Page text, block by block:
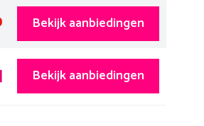
Bekijk aanbiedingen
Bekijk aanbiedingen